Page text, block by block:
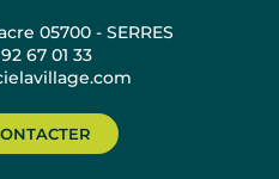
05700 - SERRES
67 01 33